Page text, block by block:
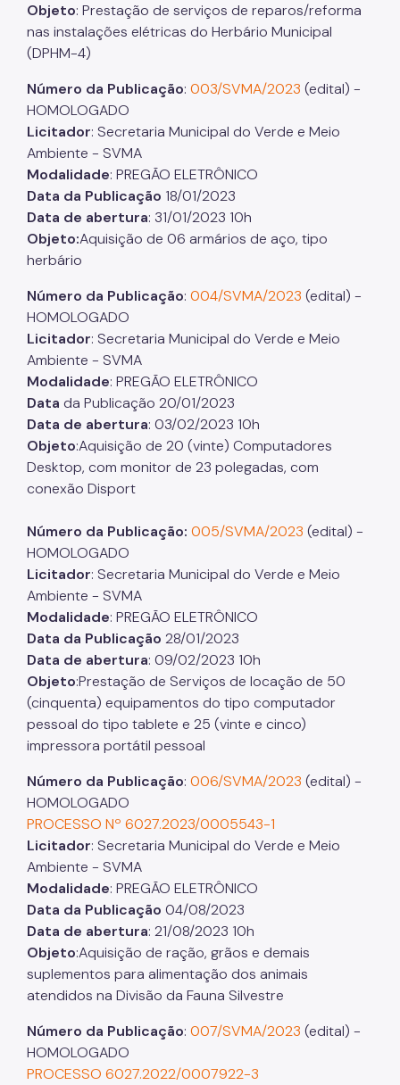
Licenciamento Ambiental Industrial
Licenciamento Ambiental Não-Industrial
Heliponto
Estudos Ambientais
Produtos Perigosos
TCA - Termo de Compromisso Ambiental
Motogeradores
IPVA
Defesa e Valorização Ambiental
TAC - Termo de Ajustamento de Conduta
Comitê do Clima
Plano de Ação Climática
COMFROTA-SP
Planos
Mata Atlântica
Arborização Urbana
Áreas Protegidas, Áreas Verdes e Espaços Livres
Plano de Ação Climática
Serviços Ambientais
Educação Ambiental
Programas
Município VerdeAzul
Resíduos Sólidos
Legislação
Biblioteca
Ouvidoria Geral
Objeto: Prestação de serviços de reparos/reforma
nas instalações elétricas do Herbário Municipal
(DPHM-4)
Número da Publicação: 003/SVMA/2023 (edital) -
HOMOLOGADO
Licitador: Secretaria Municipal do Verde e Meio
Ambiente - SVMA
Modalidade: PREGÃO ELETRÔNICO
Data da Publicação 18/01/2023
Data de abertura: 31/01/2023 10h
Objeto:Aquisição de 06 armários de aço, tipo
herbário
Número da Publicação: 004/SVMA/2023 (edital) -
HOMOLOGADO
Licitador: Secretaria Municipal do Verde e Meio
Ambiente - SVMA
Modalidade: PREGÃO ELETRÔNICO
Data da Publicação 20/01/2023
Data de abertura: 03/02/2023 10h
Objeto:Aquisição de 20 (vinte) Computadores
Desktop, com monitor de 23 polegadas, com
conexão Disport
Número da Publicação: 005/SVMA/2023 (edital) -
HOMOLOGADO
Licitador: Secretaria Municipal do Verde e Meio
Ambiente - SVMA
Modalidade: PREGÃO ELETRÔNICO
Data da Publicação 28/01/2023
Data de abertura: 09/02/2023 10h
Objeto:Prestação de Serviços de locação de 50
(cinquenta) equipamentos do tipo computador
pessoal do tipo tablete e 25 (vinte e cinco)
impressora portátil pessoal
Número da Publicação: 006/SVMA/2023 (edital) -
HOMOLOGADO
PROCESSO Nº 6027.2023/0005543-1
Licitador: Secretaria Municipal do Verde e Meio
Ambiente - SVMA
Modalidade: PREGÃO ELETRÔNICO
Data da Publicação 04/08/2023
Data de abertura: 21/08/2023 10h
Objeto:Aquisição de ração, grãos e demais
suplementos para alimentação dos animais
atendidos na Divisão da Fauna Silvestre
Número da Publicação: 007/SVMA/2023 (edital) -
HOMOLOGADO
PROCESSO 6027.2022/0007922-3